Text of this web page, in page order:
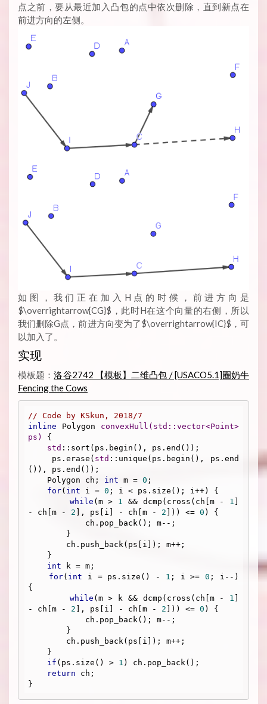
点之前，要从最近加入凸包的点中依次删除，直到新点在
前进方向的左侧。
如图，我们正在加入H点的时候，前进方向是
$\overrightarrow{CG}$，此时H在这个向量的右侧，所以
我们删除G点，前进方向变为了$\overrightarrow{IC}$，可
以加入了。
实现
模板题：洛谷2742 【模板】二维凸包 / [USACO5.1]圈奶牛
Fencing the Cows
// Code by KSkun, 2018/7
inline Polygon convexHull ( std :: vector<Point>
ps)
{
std ::sort(ps.begin(), ps.end());
    ps.erase(
std ::unique(ps.begin(), ps.end
()), ps.end());
    Polygon ch;
int m = 0 ;
for( int i = 0 ; i < ps.size(); i++) {
while (m > 1 && dcmp(cross(ch[m - 1 ]
- ch[m - 2 ], ps[i] - ch[m - 2 ])) <= 0 ) {
int k = m;
for( int i = ps.size() - 1 ; i >= 0 ; i--)
{
while (m > k && dcmp(cross(ch[m - 1 ]
- ch[m - 2 ], ps[i] - ch[m - 2 ])) <= 0 ) {
if (ps.size() > 1 ) ch.pop_back();
return ch;